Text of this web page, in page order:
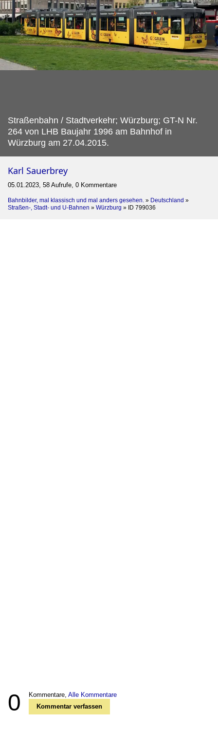
Straßenbahn / Stadtverkehr; Würzburg; GT-N Nr.
264 von LHB Baujahr 1996 am Bahnhof in
Würzburg am 27.04.2015.
Karl Sauerbrey
05.01.2023, 58 Aufrufe, 0 Kommentare
Bahnbilder, mal klassisch und mal anders gesehen. » Deutschland »
Straßen-, Stadt- und U-Bahnen » Würzburg » ID 799036
0 Kommentare, Alle Kommentare
Kommentar verfassen